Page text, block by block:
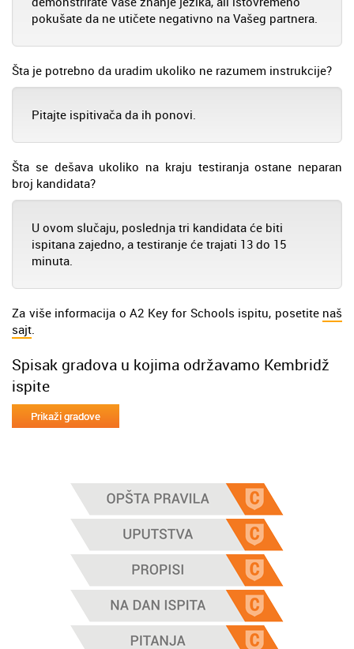
pokušate da ne utičete negativno na Vašeg partnera.
Šta je potrebno da uradim ukoliko ne razumem instrukcije?
Pitajte ispitivača da ih ponovi.
Šta se dešava ukoliko na kraju testiranja ostane neparan
broj kandidata?
U ovom slučaju, poslednja tri kandidata će biti
ispitana zajedno, a testiranje će trajati 13 do 15
minuta.
Za više informacija o A2 Key for Schools ispitu, posetite naš
sajt.
Spisak gradova u kojima održavamo Kembridž
ispite